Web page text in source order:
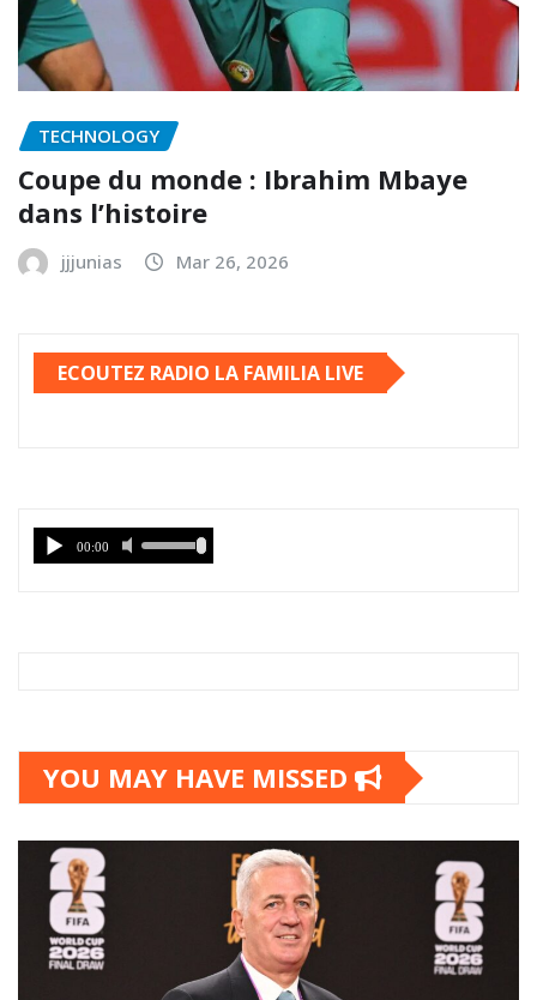
TECHNOLOGY
Coupe du monde : Ibrahim Mbaye
dans l’histoire
jjjunias Mar 26, 2026
ECOUTEZ RADIO LA FAMILIA LIVE
YOU MAY HAVE MISSED